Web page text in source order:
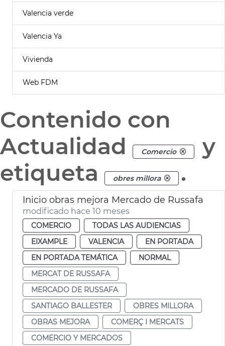
Valencia verde
Valencia Ya
Vivienda
Web FDM
Contenido con
Actualidad
Comercio
y
etiqueta
obres millora .
Inicio obras mejora Mercado de Russafa
modificado hace 10 meses
COMERCIO
TODAS LAS AUDIENCIAS
EIXAMPLE
VALENCIA
EN PORTADA
EN PORTADA TEMÁTICA
NORMAL
MERCAT DE RUSSAFA
MERCADO DE RUSSAFA
SANTIAGO BALLESTER
OBRES MILLORA
OBRAS MEJORA
COMERÇ I MERCATS
COMERCIO Y MERCADOS